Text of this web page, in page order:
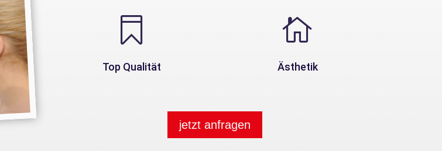

Top Qualität

Ästhetik
jetzt anfragen